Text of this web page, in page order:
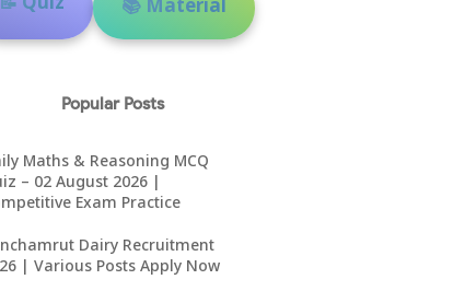
📚 Material
Popular Posts
Maths & Reasoning MCQ
– 02 August 2026 |
Exam Practice
Dairy Recruitment
| Various Posts Apply Now